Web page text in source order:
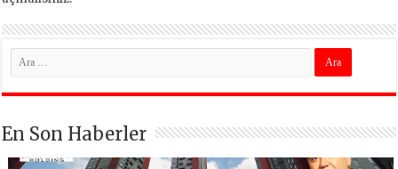
En Son Haberler